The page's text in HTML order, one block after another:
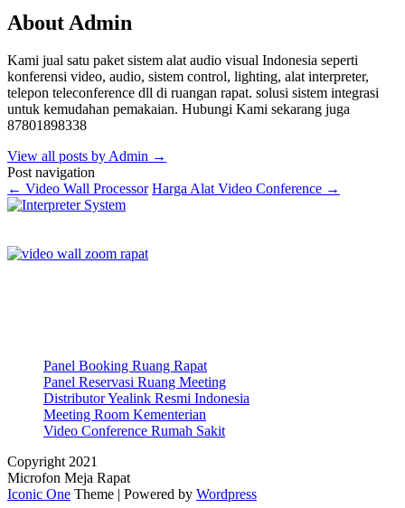
About Admin
Kami jual satu paket sistem alat audio visual Indonesia seperti
konferensi video, audio, sistem control, lighting, alat interpreter,
telepon teleconference dll di ruangan rapat. solusi sistem integrasi
untuk kemudahan pemakaian. Hubungi Kami sekarang juga
87801898338
View all posts by Admin →
Post navigation
← Video Wall Processor Harga Alat Video Conference →
Panel Booking Ruang Rapat
Panel Reservasi Ruang Meeting
Distributor Yealink Resmi Indonesia
Meeting Room Kementerian
Video Conference Rumah Sakit
Copyright 2021
Microfon Meja Rapat
Iconic One Theme | Powered by Wordpress